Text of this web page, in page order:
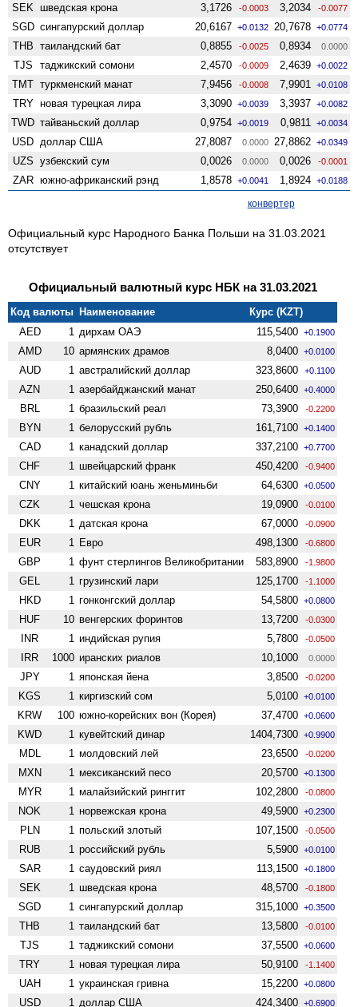
SEK шведская крона 3,1726 -0.0003 3,2034 -0.0077
SGD сингапурский доллар 20,6167 +0.0132 20,7678 +0.0774
THB таиландский бат 0,8855 -0.0025 0,8934 0.0000
TJS таджикский сомони 2,4570 -0.0009 2,4639 +0.0022
TMT туркменский манат 7,9456 -0.0008 7,9901 +0.0108
TRY новая турецкая лира 3,3090 +0.0039 3,3937 +0.0082
TWD тайваньский доллар 0,9754 +0.0019 0,9811 +0.0034
USD доллар США 27,8087 0.0000 27,8862 +0.0349
UZS узбекский сум 0,0026 0.0000 0,0026 -0.0001
ZAR южно-африканский рэнд 1,8578 +0.0041 1,8924 +0.0188
конвертер
Официальный курс Народного Банка Польши на 31.03.2021
отсутствует
Официальный валютный курс НБК на 31.03.2021
Код валюты Наименование
Курс (KZT)
AED
1 дирхам ОАЭ 115,5400 +0.1900
AMD 10 армянских драмов 8,0400 +0.0100
AUD 1 австралийский доллар 323,8600 +0.1100
AZN 1 азербайджанский манат 250,6400 +0.4000
BRL 1 бразильский реал 73,3900 -0.2200
BYN 1 белорусский рубль 161,7100 +0.1400
CAD 1 канадский доллар 337,2100 +0.7700
CHF 1 швейцарский франк 450,4200 -0.9400
CNY 1 китайский юань женьминьби 64,6300 +0.0500
CZK 1 чешская крона 19,0900 -0.0100
DKK 1 датская крона 67,0000 -0.0900
EUR 1 Евро 498,1300 -0.6800
GBP 1 фунт стерлингов Велико­британии 583,8900 -1.9800
GEL 1 грузинский лари 125,1700 -1.1000
HKD 1 гонконгский доллар 54,5800 +0.0800
HUF 10 венгерских форинтов 13,7200 -0.0300
INR 1 индийская рупия 5,7800 -0.0500
IRR 1000 иранских риалов 10,1000 0.0000
JPY 1 японская йена 3,8500 -0.0200
KGS 1 киргизский сом 5,0100 +0.0100
KRW 100 южно-корейских вон (Корея) 37,4700 +0.0600
KWD 1 кувейтский динар 1404,7300 +0.9900
MDL 1 молдовский лей 23,6500 -0.0200
MXN 1 мексиканский песо 20,5700 +0.1300
MYR 1 малайзийский ринггит 102,2800 -0.0800
NOK 1 норвежская крона 49,5900 +0.2300
PLN 1 польский злотый 107,1500 -0.0500
RUB 1 российский рубль 5,5900 +0.0100
SAR 1 саудовский риял 113,1500 +0.1800
SEK 1 шведская крона 48,5700 -0.1800
SGD 1 сингапурский доллар 315,1000 +0.3500
THB 1 таиландский бат 13,5800 -0.0100
TJS 1 таджикский сомони 37,5500 +0.0600
TRY 1 новая турецкая лира 50,9100 -1.1400
UAH 1 украинская гривна 15,2200 +0.0800
USD 1 доллар США 424,3400 +0.6900